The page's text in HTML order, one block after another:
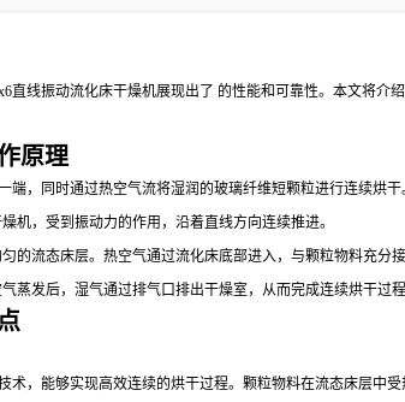
线振动流化床干燥机展现出了 的性能和可靠性。本文将介
原理
，同时通过热空气流将湿润的玻璃纤维短颗粒进行连续烘干
机，受到振动力的作用，沿着直线方向连续推进。
的流态床层。热空气通过流化床底部进入，与颗粒物料充分
蒸发后，湿气通过排气口排出干燥室，从而完成连续烘干过程
，能够实现高效连续的烘干过程。颗粒物料在流态床层中受